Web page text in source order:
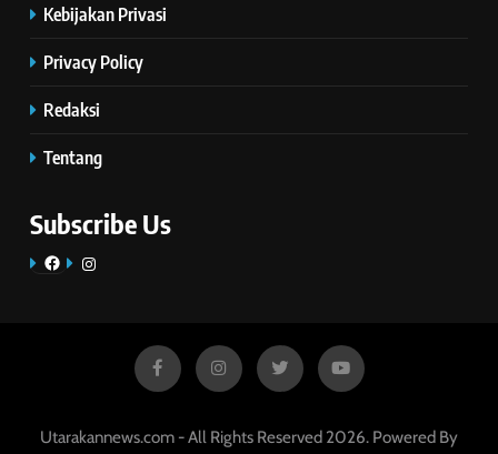
Kebijakan Privasi
Privacy Policy
Redaksi
Tentang
Subscribe Us
FacebookInstagram
Utarakannews.com - All Rights Reserved 2026. Powered By